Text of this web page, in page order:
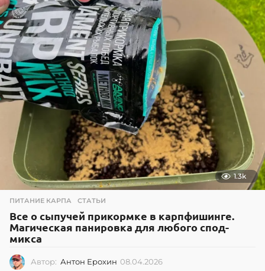
.
0
1
6
1.3k
ПИТАНИЕ КАРПА ,СТАТЬИ
Все о сыпучей прикормке в карпфишинге.
Магическая панировка для любого спод-
микса
Автор: Антон Ерохин 08.04.2026